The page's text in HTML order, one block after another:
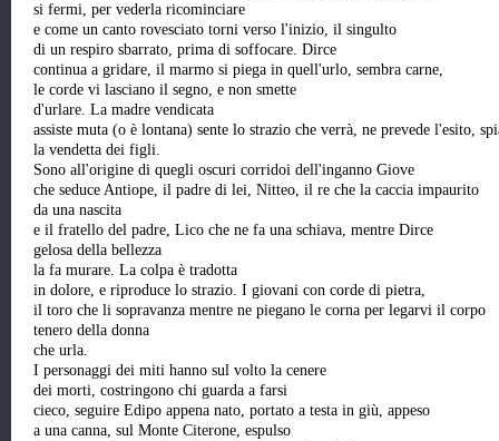
si fermi, per vederla ricominciare
e come un canto rovesciato torni verso l'inizio, il singulto
di un respiro sbarrato, prima di soffocare. Dirce
continua a gridare, il marmo si piega in quell'urlo, sembra carne,
le corde vi lasciano il segno, e non smette
d'urlare. La madre vendicata
assiste muta (o è lontana) sente lo strazio che verrà, ne prevede l'esito,
la vendetta dei figli.
Sono all'origine di quegli oscuri corridoi dell'inganno Giove
che seduce Antiope, il padre di lei, Nitteo, il re che la caccia impaurito
da una nascita
e il fratello del padre, Lico che ne fa una schiava, mentre Dirce
gelosa della bellezza
la fa murare. La colpa è tradotta
in dolore, e riproduce lo strazio. I giovani con corde di pietra,
il toro che li sopravanza mentre ne piegano le corna per legarvi il corpo
tenero della donna
che urla.
I personaggi dei miti hanno sul volto la cenere
dei morti, costringono chi guarda a farsi
cieco, seguire Edipo appena nato, portato a testa in giù, appeso
a una canna, sul Monte Citerone, espulso